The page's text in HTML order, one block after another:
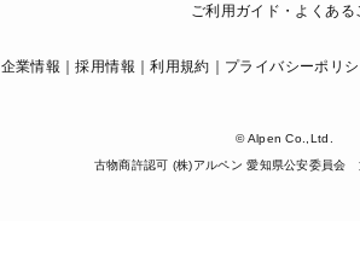
ご利用ガイド・よくある
企業情報 採用情報 利用規約 プライバシーポリ
© Alpen Co.,Ltd.
古物商許認可 (株)アルペン 愛知県公安委員